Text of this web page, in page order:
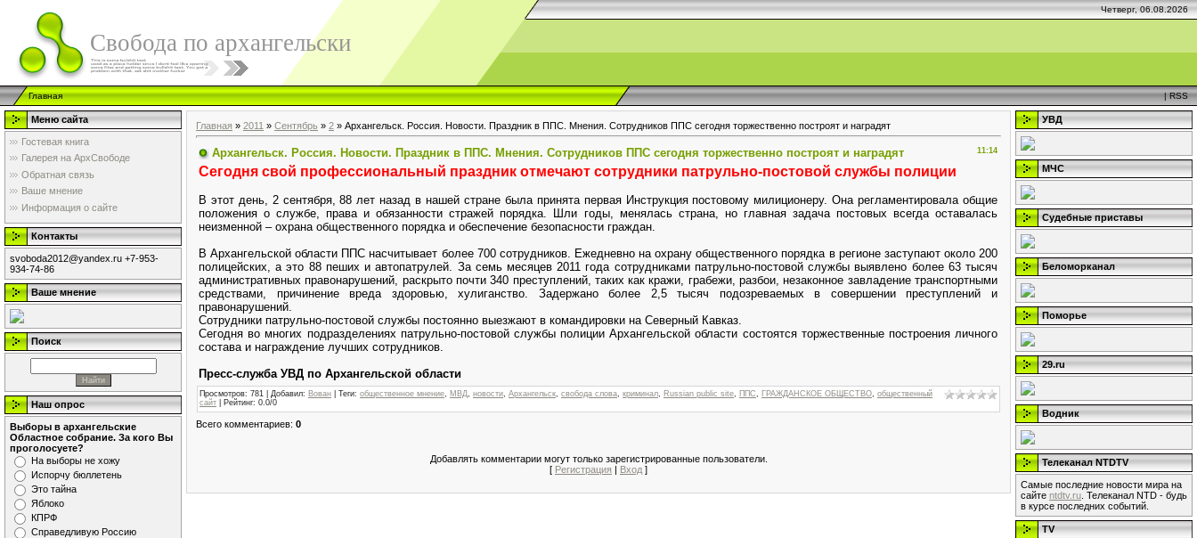
Четверг, 06.08.2026
Свобода по архангельски
Главная |RSS
Меню сайта
Гостевая книга
Галерея на АрхСвободе
Обратная связь
Ваше мнение
Информация о сайте
Контакты
svoboda2012@yandex.ru +7-953-
934-74-86
Ваше мнение
Поиск
Наш опрос
Выборы в архангельские
Областное собрание. За кого Вы
проголосуете?
На выборы не хожу
Испорчу бюллетень
Это тайна
Яблоко
КПРФ
Справедливую Россию
Главная » 2011 » Сентябрь » 2 » Архангельск. Россия. Новости. Праздник в ППС. Мнения. Сотрудников ППС сегодня торжественно построят и наградят
11:14
Архангельск. Россия. Новости. Праздник в ППС. Мнения. Сотрудников ППС сегодня торжественно построят и наградят
Сегодня свой профессиональный праздник отмечают сотрудники патрульно-постовой службы полиции
В этот день, 2 сентября, 88 лет назад в нашей стране была принята первая Инструкция постовому милиционеру. Она регламентировала общие
положения о службе, права и обязанности стражей порядка. Шли годы, менялась страна, но главная задача постовых всегда оставалась
неизменной – охрана общественного порядка и обеспечение безопасности граждан.
В Архангельской области ППС насчитывает более 700 сотрудников. Ежедневно на охрану общественного порядка в регионе заступают около 200
полицейских, а это 88 пеших и автопатрулей. За семь месяцев 2011 года сотрудниками патрульно-постовой службы выявлено более 63 тысяч
административных правонарушений, раскрыто почти 340 преступлений, таких как кражи, грабежи, разбои, незаконное завладение транспортными
средствами, причинение вреда здоровью, хулиганство. Задержано более 2,5 тысяч подозреваемых в совершении преступлений и
правонарушений.
Сотрудники патрульно-постовой службы постоянно выезжают в командировки на Северный Кавказ.
Сегодня во многих подразделениях патрульно-постовой службы полиции Архангельской области состоятся торжественные построения личного
состава и награждение лучших сотрудников.
Пресс-служба УВД по Архангельской области
Просмотров: 781 | Добавил: Вован Теги: общественное мнение МВД новости Архангельск свобода слова криминал Russian public site ППС ГРАЖДАНСКОЕ ОБЩЕСТВО общественный
сайт
Рейтинг: 0.0/0
Всего комментариев: 0
Добавлять комментарии могут только зарегистрированные пользователи.
[ Регистрация | Вход ]
УВД
МЧС
Судебные приставы
Беломорканал
Поморье
29.ru
Водник
Телеканал NTDTV
Самые последние новости мира на
сайте ntdtv.ru . Телеканал NTD - будь
в курсе последних событий.
TV